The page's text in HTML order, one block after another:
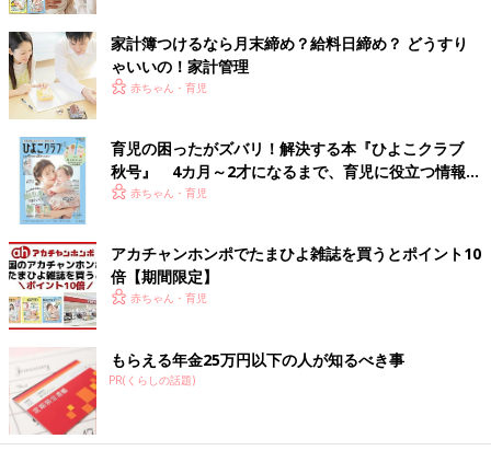
て、表にして見やすくして夫婦で共有しています」（すーざん）
「家計簿をつけない理由」は「めんどくさい」「カ
ードの明細で十分」などなど
「いいえ」と回答した51.7％の人に「家計簿をつけたり、家計管
理をしていない理由を教えてください」と、質問したところ、ダ
ントツは「めんどくさい」でした。
「家計簿アプリを何度か入れて挑戦しましたが、いずれも全く続
かない（笑）」（ゆめたま）
「続かなかったし、私だけが買い物へ行くわけでは無いので、全
てを管理することは不可能でした」（さや）
「産後、忙しくて記入する時間がなくなり、後でまとめてやろう
と思っても、大量のレシートを見て挫折」（イズミ）
家計簿をつけていた人でも、出産を機に「時間がない」とやめる
家計簿つけるなら月末締め？給料日締め？ どうすり
ゃいいの！家計管理
赤ちゃん・育児
育児の困ったがズバリ！解決する本『ひよこクラブ
秋号』 4カ月～2才になるまで、育児に役立つ情報が
いっぱい！
赤ちゃん・育児
アカチャンホンポでたまひよ雑誌を買うとポイント10
倍【期間限定】
赤ちゃん・育児
もらえる年金25万円以下の人が知るべき事
PR(くらしの話題)